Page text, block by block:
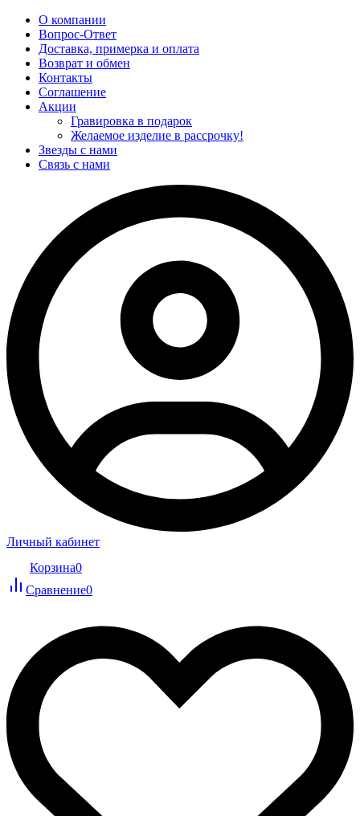
О компании
Вопрос-Ответ
Доставка, примерка и оплата
Возврат и обмен
Контакты
Соглашение
Акции
Гравировка в подарок
Желаемое изделие в рассрочку!
Звезды с нами
Связь с нами
Личный кабинет
Корзина0
Сравнение0